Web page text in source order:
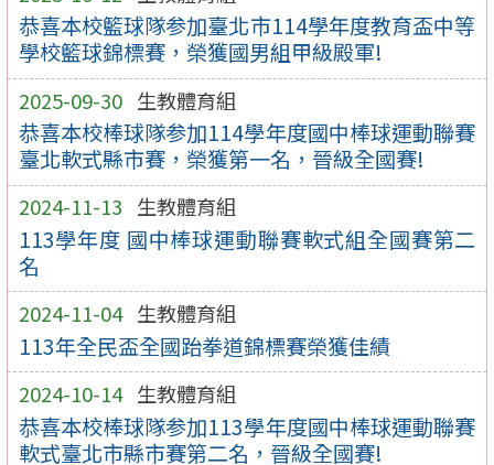
恭喜本校籃球隊参加臺北市114學年度教育盃中等
學校籃球錦標賽，榮獲國男組甲級殿軍!
2025-09-30 生教體育組
恭喜本校棒球隊参加114學年度國中棒球運動聯賽
臺北軟式縣市賽，榮獲第一名，晉級全國賽!
2024-11-13 生教體育組
113學年度 國中棒球運動聯賽軟式組全國賽第二
名
2024-11-04 生教體育組
113年全民盃全國跆拳道錦標賽榮獲佳績
2024-10-14 生教體育組
恭喜本校棒球隊参加113學年度國中棒球運動聯賽
軟式臺北市縣市賽第二名，晉級全國賽!